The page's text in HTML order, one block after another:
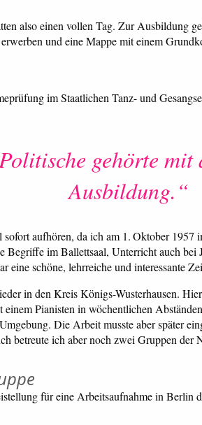
also einen vollen Tag. Zur Ausbildung
und eine Mappe mit einem
im Staatlichen Tanz- und
gehörte
Ausbildung.“
aufhören, da ich am 1. Oktober
Begriffe im Ballettsaal, Unterricht auch
eine schöne, lehrreiche und interessante
in den Kreis Königs-Wusterhausen.
Pianisten in wöchentlichen
Die Arbeit musste aber später
betreute ich aber noch zwei Gruppen
für eine Arbeitsaufnahme in Berlin